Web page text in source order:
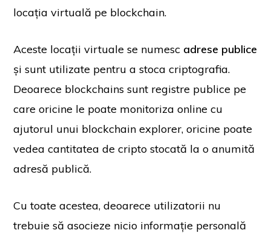
locația virtuală pe blockchain.
Aceste locații virtuale se numesc adrese publice
și sunt utilizate pentru a stoca criptografia.
Deoarece blockchains sunt registre publice pe
care oricine le poate monitoriza online cu
ajutorul unui blockchain explorer, oricine poate
vedea cantitatea de cripto stocată la o anumită
adresă publică.
Cu toate acestea, deoarece utilizatorii nu
trebuie să asocieze nicio informație personală